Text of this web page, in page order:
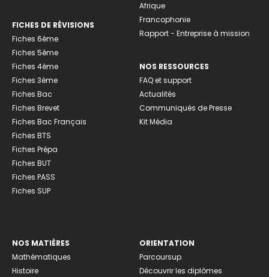
FICHES DE RÉVISIONS
Fiches 6ème
Fiches 5ème
Fiches 4ème
Fiches 3ème
Fiches Bac
Fiches Brevet
Fiches Bac Français
Fiches BTS
Fiches Prépa
Fiches BUT
Fiches PASS
Fiches SUP
Afrique
Francophonie
Rapport - Entreprise à mission
NOS RESSOURCES
FAQ et support
Actualités
Communiqués de Presse
Kit Média
NOS MATIÈRES
Mathématiques
Histoire
ORIENTATION
Parcoursup
Découvrir les diplômes